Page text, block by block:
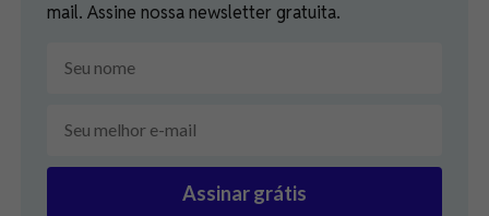
mail. Assine nossa newsletter gratuita.
Assinar grátis